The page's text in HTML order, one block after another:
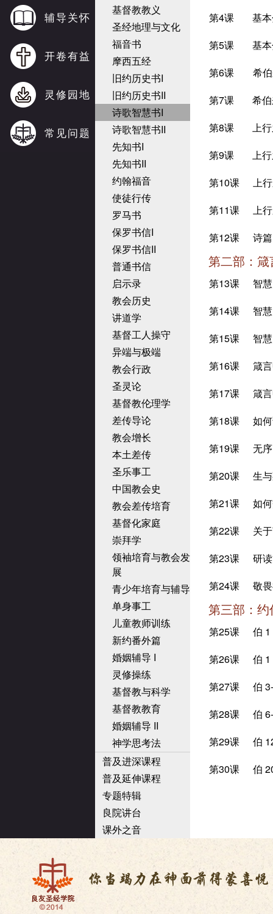
辅导关怀
开卷有益
灵修园地
常见问题
基督教教义
圣经地理与文化
福音书
摩西五经
旧约历史书I
旧约历史书II
诗歌智慧书I
诗歌智慧书II
先知书I
先知书II
约翰福音
使徒行传
罗马书
保罗书信I
保罗书信II
普通书信
启示录
教会历史
讲道学
基督工人操守
异端与极端
教会行政
圣灵论
基督教伦理学
差传导论
教会增长
本土差传
圣乐事工
中国教会史
教会差传培育
基督化家庭
崇拜学
领袖培育与教会发
展
青少年培育与辅导
单身事工
儿童教师训练
新约番外篇
婚姻辅导 I
灵修操练
基督教与科学
基督教教育
婚姻辅导 II
神学思考法
普及进深课程
普及延伸课程
专题特辑
良院讲台
课外之音
第4课
基
第5课
基
第6课
希
第7课
希
第8课
上
第9课
上
第10课
上
第11课
上
第12课
诗
第二部：箴
第13课
智
第14课
智
第15课
智
第16课
箴
第17课
箴
第18课
如
第19课
无
第20课
生
第21课
如
第22课
关
第23课
研
第24课
敬
第三部：约
第25课
伯
第26课
伯
第27课
伯
第28课
伯
第29课
伯
第30课
伯